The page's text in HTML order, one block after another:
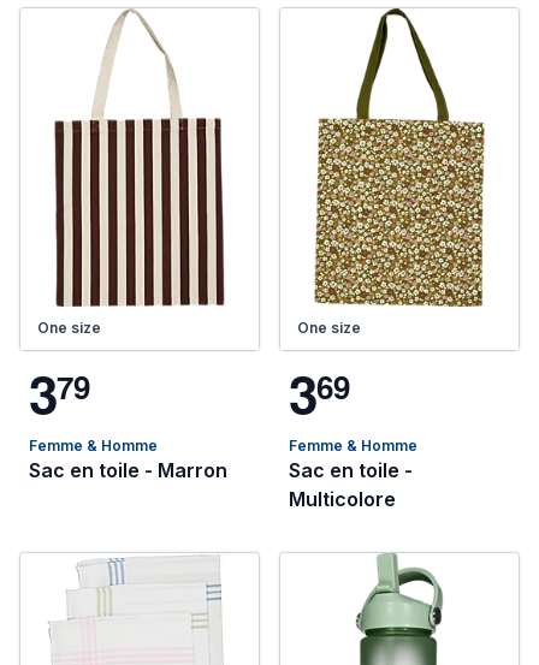
One size
379
Femme & Homme
Sac en toile - Marron
One size
369
Femme & Homme
Sac en toile -
Multicolore